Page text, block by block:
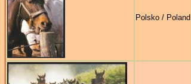
Polsko / Poland